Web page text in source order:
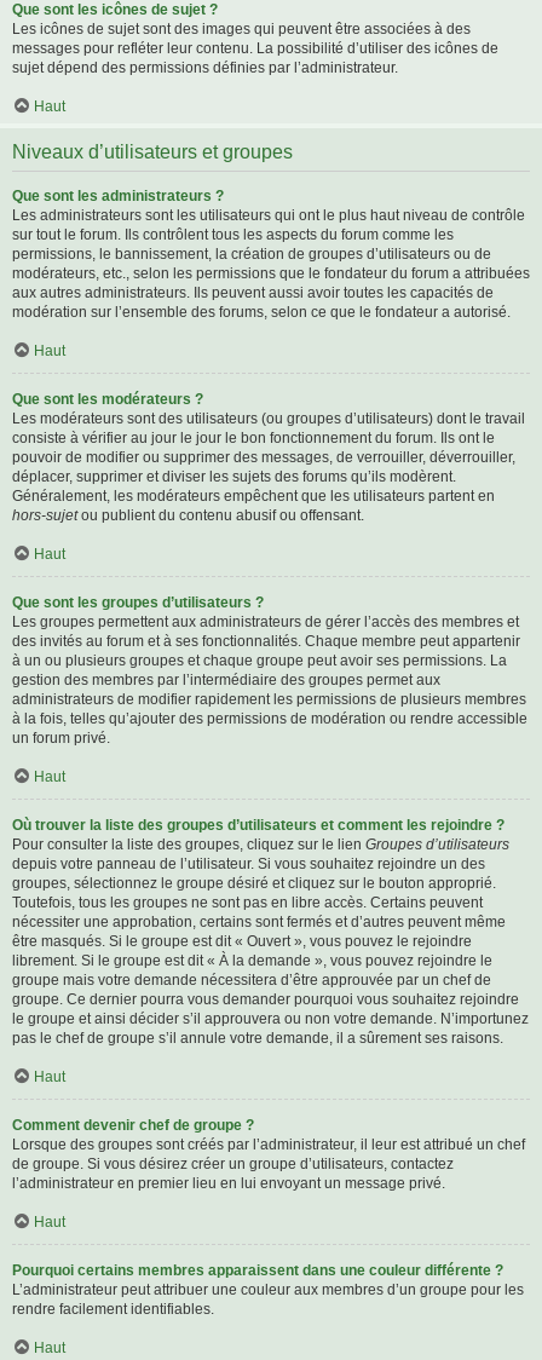
Que sont les icônes de sujet ?
Les icônes de sujet sont des images qui peuvent être associées à des
messages pour refléter leur contenu. La possibilité d’utiliser des icônes de
sujet dépend des permissions définies par l’administrateur.
Haut
Niveaux d’utilisateurs et groupes
Que sont les administrateurs ?
Les administrateurs sont les utilisateurs qui ont le plus haut niveau de contrôle
sur tout le forum. Ils contrôlent tous les aspects du forum comme les
permissions, le bannissement, la création de groupes d’utilisateurs ou de
modérateurs, etc., selon les permissions que le fondateur du forum a attribuées
aux autres administrateurs. Ils peuvent aussi avoir toutes les capacités de
modération sur l’ensemble des forums, selon ce que le fondateur a autorisé.
Haut
Que sont les modérateurs ?
Les modérateurs sont des utilisateurs (ou groupes d’utilisateurs) dont le travail
consiste à vérifier au jour le jour le bon fonctionnement du forum. Ils ont le
pouvoir de modifier ou supprimer des messages, de verrouiller, déverrouiller,
déplacer, supprimer et diviser les sujets des forums qu’ils modèrent.
Généralement, les modérateurs empêchent que les utilisateurs partent en
hors-sujetou publient du contenu abusif ou offensant.
Haut
Que sont les groupes d’utilisateurs ?
Les groupes permettent aux administrateurs de gérer l’accès des membres et
des invités au forum et à ses fonctionnalités. Chaque membre peut appartenir
à un ou plusieurs groupes et chaque groupe peut avoir ses permissions. La
gestion des membres par l’intermédiaire des groupes permet aux
administrateurs de modifier rapidement les permissions de plusieurs membres
à la fois, telles qu’ajouter des permissions de modération ou rendre accessible
un forum privé.
Haut
Où trouver la liste des groupes d’utilisateurs et comment les rejoindre ?
Pour consulter la liste des groupes, cliquez sur le lien Groupes d’utilisateurs
depuis votre panneau de l’utilisateur. Si vous souhaitez rejoindre un des
groupes, sélectionnez le groupe désiré et cliquez sur le bouton approprié.
Toutefois, tous les groupes ne sont pas en libre accès. Certains peuvent
nécessiter une approbation, certains sont fermés et d’autres peuvent même
être masqués. Si le groupe est dit « Ouvert », vous pouvez le rejoindre
librement. Si le groupe est dit « À la demande », vous pouvez rejoindre le
groupe mais votre demande nécessitera d’être approuvée par un chef de
groupe. Ce dernier pourra vous demander pourquoi vous souhaitez rejoindre
le groupe et ainsi décider s’il approuvera ou non votre demande. N’importunez
pas le chef de groupe s’il annule votre demande, il a sûrement ses raisons.
Haut
Comment devenir chef de groupe ?
Lorsque des groupes sont créés par l’administrateur, il leur est attribué un chef
de groupe. Si vous désirez créer un groupe d’utilisateurs, contactez
l’administrateur en premier lieu en lui envoyant un message privé.
Haut
Pourquoi certains membres apparaissent dans une couleur différente ?
L’administrateur peut attribuer une couleur aux membres d’un groupe pour les
rendre facilement identifiables.
Haut